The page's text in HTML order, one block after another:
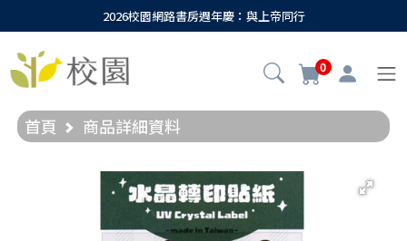
2026校園網路書房週年慶：與上帝同行
0
首頁 商品詳細資料